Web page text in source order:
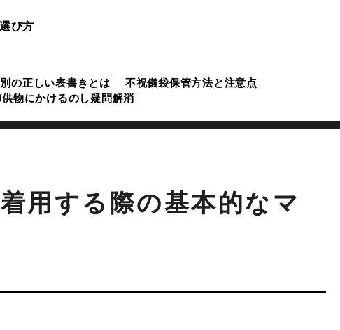
び方
の正しい表書きとは
不祝儀袋保管方法と注意点
供物にかけるのし疑問解消
用する際の基本的なマ